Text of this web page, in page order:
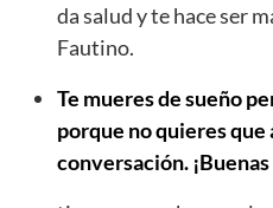
da salud y te hace ser
Fautino.
Te mueres de sueño
porque no quieres que
conversación.